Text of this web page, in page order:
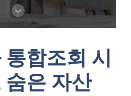
합조회 시
은 자산